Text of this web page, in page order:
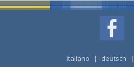
italiano | deutsch |